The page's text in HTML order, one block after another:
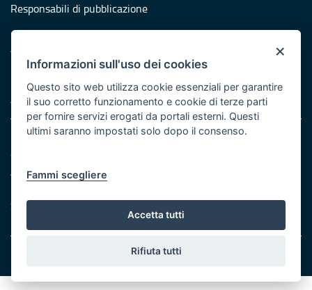
Responsabili di pubblicazione
Protezione civile
Vai al sito di Protezione Civile Puglia
Iniziativa finanziata con risorse del POR Puglia 2014/2020 -
Asse XI
Note legali
Cookie e privacy
Atti di notifica
Servizi Intranet
© Regione Puglia
×
Informazioni sull'uso dei cookies
Questo sito web utilizza cookie essenziali per garantire
il suo corretto funzionamento e cookie di terze parti
per fornire servizi erogati da portali esterni. Questi
ultimi saranno impostati solo dopo il consenso.
Fammi scegliere
Accetta tutti
Rifiuta tutti